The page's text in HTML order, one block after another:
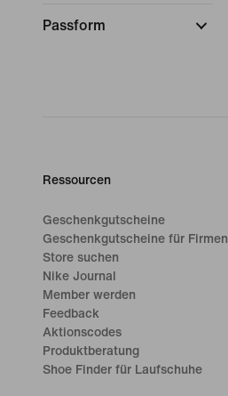
Passform
Ressourcen
Geschenkgutscheine
Geschenkgutscheine für Firmen
Store suchen
Nike Journal
Member werden
Feedback
Aktionscodes
Produktberatung
Shoe Finder für Laufschuhe